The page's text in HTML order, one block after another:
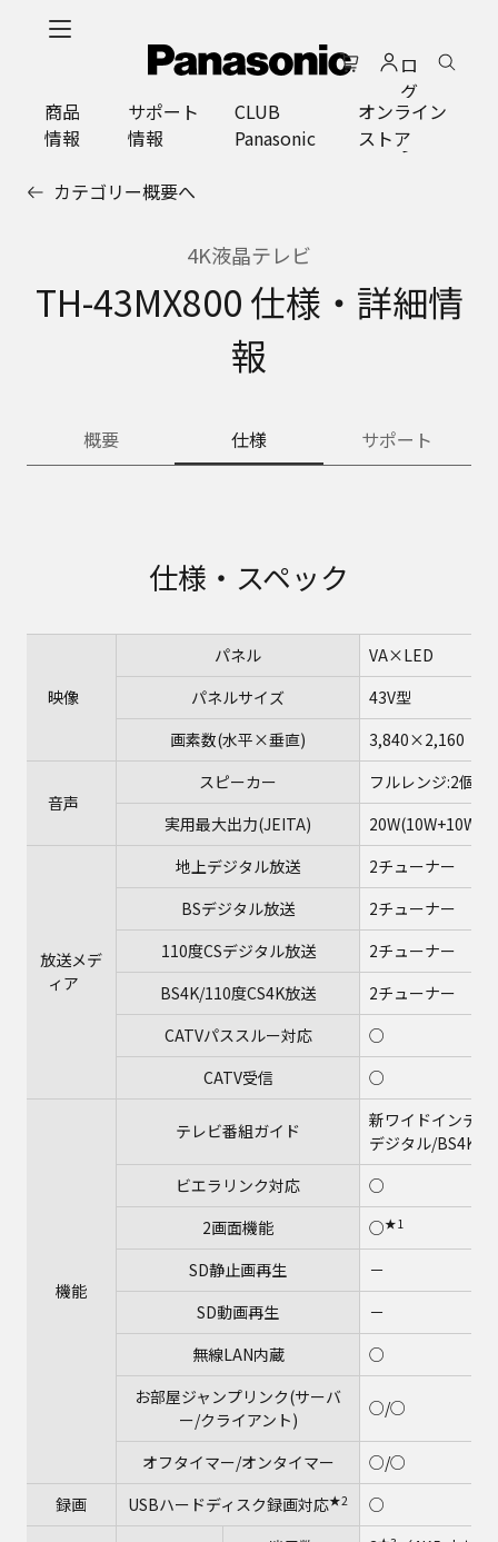
ロ
グ
イ
ン
商品
情報
サポート
情報
CLUB
Panasonic
オンライン
ストア
カテゴリー概要へ
4K液晶テレビ
TH-43MX800 仕様・詳細情
報
概要 仕様 サポート
仕様・スペック
映像
パネル
VA×LED
パネルサイズ
43V型
画素数(水平×垂直)
3,840×2,160
音声
スピーカー
フルレンジ:2個
実用最大出力(JEITA)
20W(10W+10W)
放送メデ
ィア
地上デジタル放送
2チューナー
BSデジタル放送
2チューナー
110度CSデジタル放送
2チューナー
BS4K/110度CS4K放送
2チューナー
CATVパススルー対応
○
CATV受信
○
機能
テレビ番組ガイド
新ワイドインテ
デジタル/BS4K/
ビエラリンク対応
○
2画面機能
○★1
SD静止画再生
－
SD動画再生
－
無線LAN内蔵
○
お部屋ジャンプリンク(サーバ
ー/クライアント)
○/○
オフタイマー/オンタイマー
○/○
録画
USBハードディスク録画対応★2 ○